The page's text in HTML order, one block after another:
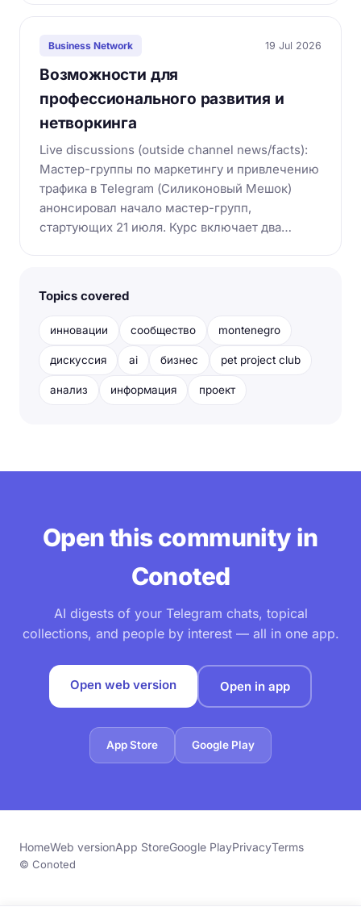
Business Network 19 Jul 2026
Возможности для
профессионального развития и
нетворкинга
Live discussions (outside channel news/facts):
Мастер-группы по маркетингу и привлечению
трафика в Telegram (Силиконовый Мешок)
анонсировал начало мастер-групп,
стартующих 21 июля. Курс включает два…
Topics covered
инновации сообщество montenegro
дискуссия ai бизнес pet project club
анализ информация проект
Open this community in
Conoted
AI digests of your Telegram chats, topical
collections, and people by interest — all in one app.
Open web version Open in app
App Store Google Play
HomeWeb versionApp StoreGoogle PlayPrivacyTerms
© Conoted